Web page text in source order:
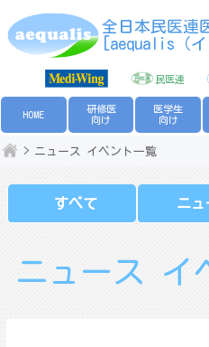
全日本民医連
[aequalis（
民医連
HOME
研修医
向け
医学生
向け
ニュース イベント一覧
すべて ニュ
ニュース イ